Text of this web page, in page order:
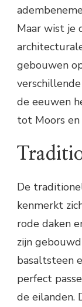
Maar wist je
gebouwen
de eeuwen
tot Moors en
De
kenmerkt
rode daken
zijn
basaltsteen
perfect
de eilanden.